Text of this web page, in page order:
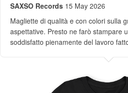
SAXSO Records 15 May 2026
Magliette di qualità e con colori sulla
aspettative. Presto ne farò stampare
soddisfatto pienamente del lavoro